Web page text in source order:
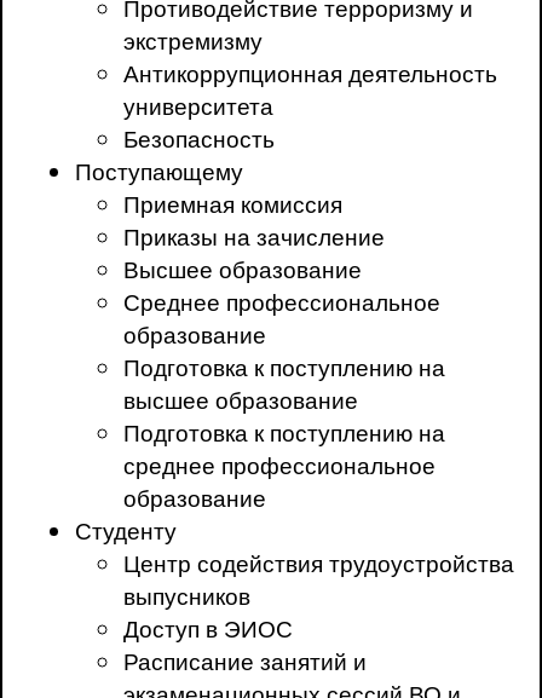
экстремизму
Антикоррупционная деятельность
университета
Безопасность
Поступающему
Приемная комиссия
Приказы на зачисление
Высшее образование
Среднее профессиональное
образование
Подготовка к поступлению на
высшее образование
Подготовка к поступлению на
среднее профессиональное
образование
Студенту
Центр содействия трудоустройства
выпусников
Доступ в ЭИОС
Расписание занятий и